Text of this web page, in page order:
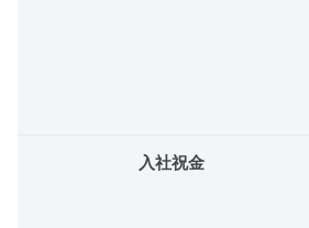
入社祝金